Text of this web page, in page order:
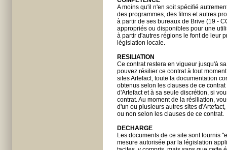
A moins qu'il n'en soit spécifié
des programmes, des films et autres
à partir de ses bureaux de Brive (19 -
appropriés ou disponibles pour une
à partir d'autres régions le font de leur
législation locale.
RESILIATION
Ce contrat restera en vigueur jusqu'à
pouvez résilier ce contrat à tout
sites Artefact, toute la documentation
obtenus selon les clauses de ce
d'Artefact et à sa seule discrétion, si
contrat. Au moment de la résiliation,
d'un ou plusieurs autres sites
ou non selon les clauses de ce contrat.
DECHARGE
Les documents de ce site sont fournis
mesure autorisée par la législation